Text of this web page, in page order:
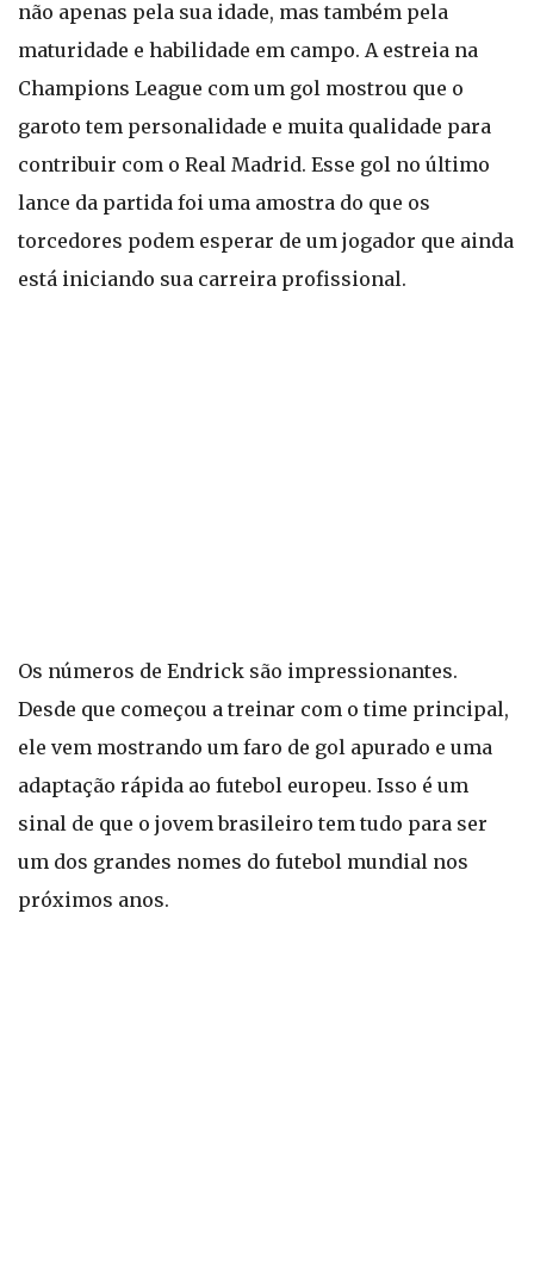
não apenas pela sua idade, mas também pela
maturidade e habilidade em campo. A estreia na
Champions League com um gol mostrou que o
garoto tem personalidade e muita qualidade para
contribuir com o Real Madrid. Esse gol no último
lance da partida foi uma amostra do que os
torcedores podem esperar de um jogador que ainda
está iniciando sua carreira profissional.
Os números de Endrick são impressionantes.
Desde que começou a treinar com o time principal,
ele vem mostrando um faro de gol apurado e uma
adaptação rápida ao futebol europeu. Isso é um
sinal de que o jovem brasileiro tem tudo para ser
um dos grandes nomes do futebol mundial nos
próximos anos.